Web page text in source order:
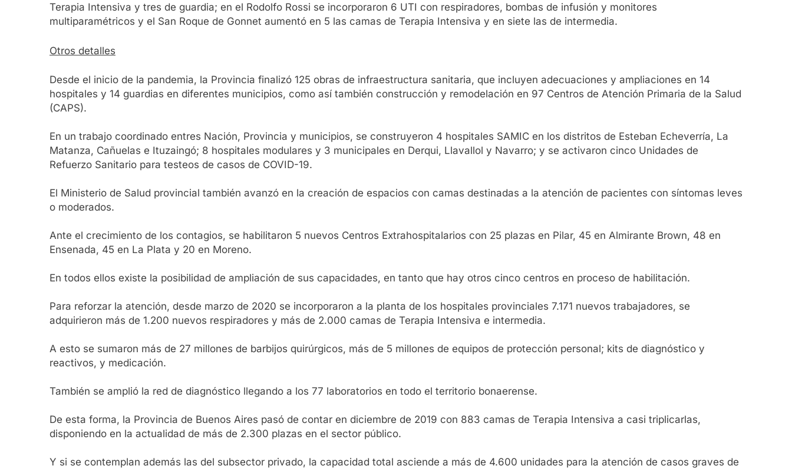
Terapia Intensiva y tres de guardia; en el Rodolfo Rossi se incorporaron 6 UTI con respiradores, bombas de infusión y monitores
multiparamétricos y el San Roque de Gonnet aumentó en 5 las camas de Terapia Intensiva y en siete las de intermedia.
Otros detalles
Desde el inicio de la pandemia, la Provincia finalizó 125 obras de infraestructura sanitaria, que incluyen adecuaciones y ampliaciones en 14
hospitales y 14 guardias en diferentes municipios, como así también construcción y remodelación en 97 Centros de Atención Primaria de la Salud
(CAPS).
En un trabajo coordinado entres Nación, Provincia y municipios, se construyeron 4 hospitales SAMIC en los distritos de Esteban Echeverría, La
Matanza, Cañuelas e Ituzaingó; 8 hospitales modulares y 3 municipales en Derqui, Llavallol y Navarro; y se activaron cinco Unidades de
Refuerzo Sanitario para testeos de casos de COVID-19.
El Ministerio de Salud provincial también avanzó en la creación de espacios con camas destinadas a la atención de pacientes con síntomas leves
o moderados.
Ante el crecimiento de los contagios, se habilitaron 5 nuevos Centros Extrahospitalarios con 25 plazas en Pilar, 45 en Almirante Brown, 48 en
Ensenada, 45 en La Plata y 20 en Moreno.
En todos ellos existe la posibilidad de ampliación de sus capacidades, en tanto que hay otros cinco centros en proceso de habilitación.
Para reforzar la atención, desde marzo de 2020 se incorporaron a la planta de los hospitales provinciales 7.171 nuevos trabajadores, se
adquirieron más de 1.200 nuevos respiradores y más de 2.000 camas de Terapia Intensiva e intermedia.
A esto se sumaron más de 27 millones de barbijos quirúrgicos, más de 5 millones de equipos de protección personal; kits de diagnóstico y
reactivos, y medicación.
También se amplió la red de diagnóstico llegando a los 77 laboratorios en todo el territorio bonaerense.
De esta forma, la Provincia de Buenos Aires pasó de contar en diciembre de 2019 con 883 camas de Terapia Intensiva a casi triplicarlas,
disponiendo en la actualidad de más de 2.300 plazas en el sector público.
Y si se contemplan además las del subsector privado, la capacidad total asciende a más de 4.600 unidades para la atención de casos graves de